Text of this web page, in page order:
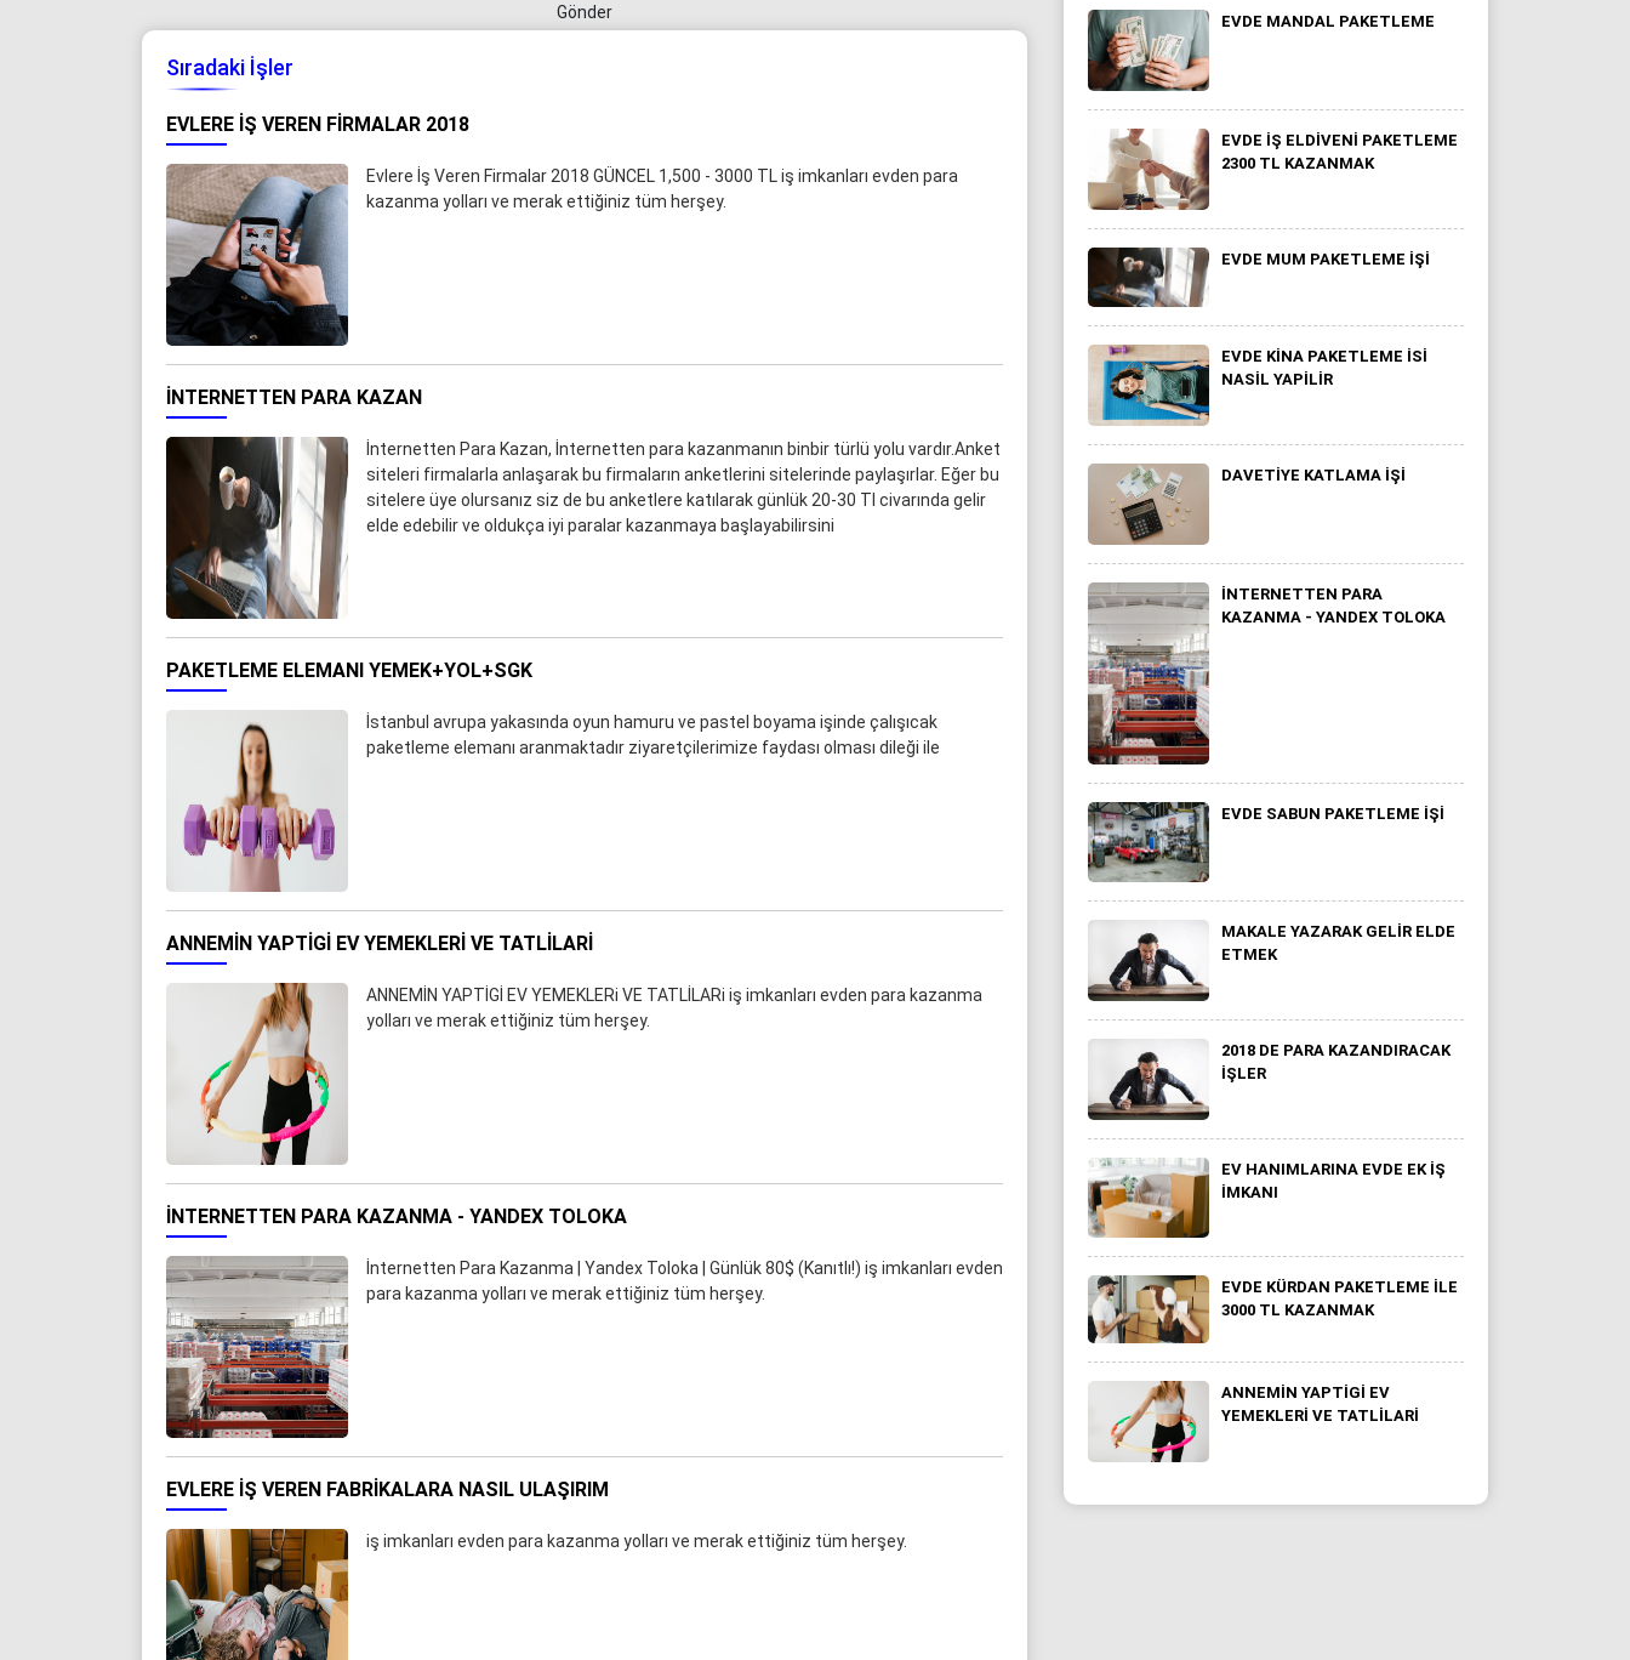
Gönder
Sıradaki İşler
EVLERE İŞ VEREN FIRMALAR 2018
Evlere İş Veren Firmalar 2018 GÜNCEL 1,500 - 3000 TL iş imkanları evden para
kazanma yolları ve merak ettiğiniz tüm herşey.
İNTERNETTEN PARA KAZAN
İnternetten Para Kazan, İnternetten para kazanmanın binbir türlü yolu vardır.Anket
siteleri firmalarla anlaşarak bu firmaların anketlerini sitelerinde paylaşırlar. Eğer bu
sitelere üye olursanız siz de bu anketlere katılarak günlük 20-30 Tl civarında gelir
elde edebilir ve oldukça iyi paralar kazanmaya başlayabilirsini
PAKETLEME ELEMANI YEMEK+YOL+SGK
İstanbul avrupa yakasında oyun hamuru ve pastel boyama işinde çalışıcak
paketleme elemanı aranmaktadır ziyaretçilerimize faydası olması dileği ile
ANNEMİN YAPTİGİ EV YEMEKLERI VE TATLİLARI
ANNEMİN YAPTİGİ EV YEMEKLERi VE TATLİLARi iş imkanları evden para kazanma
yolları ve merak ettiğiniz tüm herşey.
İNTERNETTEN PARA KAZANMA - YANDEX TOLOKA
İnternetten Para Kazanma | Yandex Toloka | Günlük 80$ (Kanıtlı!) iş imkanları evden
para kazanma yolları ve merak ettiğiniz tüm herşey.
EVLERE İŞ VEREN FABRIKALARA NASIL ULAŞIRIM
iş imkanları evden para kazanma yolları ve merak ettiğiniz tüm herşey.
EVDE MANDAL PAKETLEME
EVDE İŞ ELDIVENI PAKETLEME
2300 TL KAZANMAK
EVDE MUM PAKETLEME IŞI
EVDE KINA PAKETLEME ISI
NASIL YAPILIR
DAVETIYE KATLAMA İŞI
İNTERNETTEN PARA
KAZANMA - YANDEX TOLOKA
EVDE SABUN PAKETLEME İŞI
MAKALE YAZARAK GELIR ELDE
ETMEK
2018 DE PARA KAZANDIRACAK
İŞLER
EV HANIMLARINA EVDE EK IŞ
IMKANI
EVDE KÜRDAN PAKETLEME İLE
3000 TL KAZANMAK
ANNEMİN YAPTİGİ EV
YEMEKLERI VE TATLİLARI